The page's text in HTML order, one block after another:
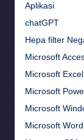
Aplikasi
chatGPT
Hepa filter
Microsoft
Microsoft Excel
Microsoft
Microsoft
Microsoft Word